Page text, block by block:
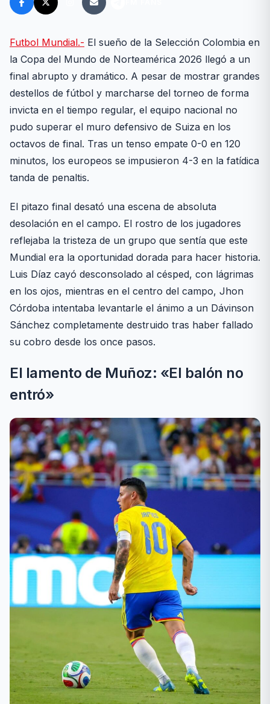
Futbol Mundial.- El sueño de la Selección Colombia en
la Copa del Mundo de Norteamérica 2026 llegó a un
final abrupto y dramático. A pesar de mostrar grandes
destellos de fútbol y marcharse del torneo de forma
invicta en el tiempo regular, el equipo nacional no
pudo superar el muro defensivo de Suiza en los
octavos de final. Tras un tenso empate 0-0 en 120
minutos, los europeos se impusieron 4-3 en la fatídica
tanda de penaltis.
El pitazo final desató una escena de absoluta
desolación en el campo. El rostro de los jugadores
reflejaba la tristeza de un grupo que sentía que este
Mundial era la oportunidad dorada para hacer historia.
Luis Díaz cayó desconsolado al césped, con lágrimas
en los ojos, mientras en el centro del campo, Jhon
Córdoba intentaba levantarle el ánimo a un Dávinson
Sánchez completamente destruido tras haber fallado
su cobro desde los once pasos.
El lamento de Muñoz: «El balón no
entró»